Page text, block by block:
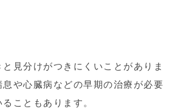
見分けがつきにくいことがありま
や心臓病などの早期の治療が必要
こともあります。